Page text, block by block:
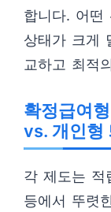
합니다. 어떤
상태가 크게
교하고 최적
확정급여
vs. 개인형
각 제도는 적
등에서 뚜렷